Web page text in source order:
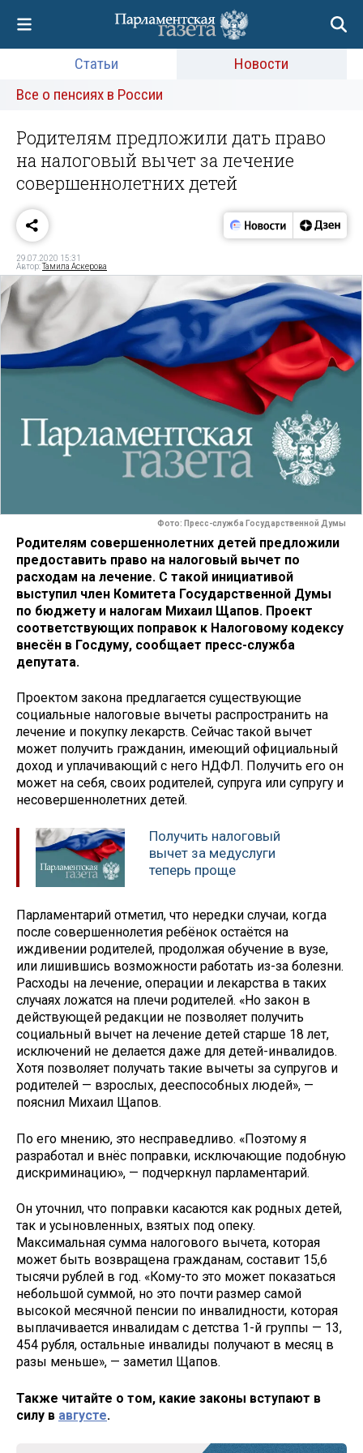
Статьи
Новости
Все о пенсиях в России
Родителям предложили дать право
на налоговый вычет за лечение
совершеннолетних детей
29.07.2020 15:31
Автор:Тамила Аскерова
Фото: Пресс-служба Государственной Думы
Родителям совершеннолетних детей предложили
предоставить право на налоговый вычет по
расходам на лечение. С такой инициативой
выступил член Комитета Государственной Думы
по бюджету и налогам Михаил Щапов. Проект
соответствующих поправок к Налоговому кодексу
внесён в Госдуму, сообщает пресс-служба
депутата.
Проектом закона предлагается существующие
социальные налоговые вычеты распространить на
лечение и покупку лекарств. Сейчас такой вычет
может получить гражданин, имеющий официальный
доход и уплачивающий с него НДФЛ. Получить его он
может на себя, своих родителей, супруга или супругу и
несовершеннолетних детей.
Получить налоговый
вычет за медуслуги
теперь проще
Парламентарий отметил, что нередки случаи, когда
после совершеннолетия ребёнок остаётся на
иждивении родителей, продолжая обучение в вузе,
или лишившись возможности работать из-за болезни.
Расходы на лечение, операции и лекарства в таких
случаях ложатся на плечи родителей. «Но закон в
действующей редакции не позволяет получить
социальный вычет на лечение детей старше 18 лет,
исключений не делается даже для детей-инвалидов.
Хотя позволяет получать такие вычеты за супругов и
родителей — взрослых, дееспособных людей», —
пояснил Михаил Щапов.
По его мнению, это несправедливо. «Поэтому я
разработал и внёс поправки, исключающие подобную
дискриминацию», — подчеркнул парламентарий.
Он уточнил, что поправки касаются как родных детей,
так и усыновленных, взятых под опеку.
Максимальная сумма налогового вычета, которая
может быть возвращена гражданам, составит 15,6
тысячи рублей в год. «Кому-то это может показаться
небольшой суммой, но это почти размер самой
высокой месячной пенсии по инвалидности, которая
выплачивается инвалидам с детства 1-й группы — 13,
454 рубля, остальные инвалиды получают в месяц в
разы меньше», — заметил Щапов.
Также читайте о том, какие законы вступают в
силу в августе.